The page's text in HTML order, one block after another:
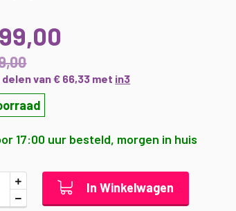
van € 66,33 met in3
17:00 uur besteld, morgen in huis
In Winkelwagen